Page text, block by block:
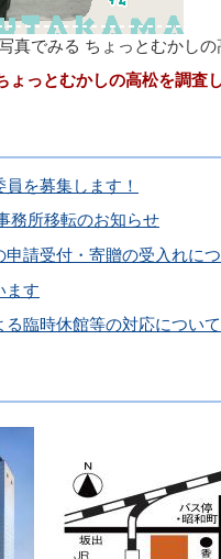
真でみる ちょっとむかしの
ょっとむかしの高松を調査
を募集します！
務所移転のお知らせ
請受付・寄贈の受入れに
ます
臨時休館等の対応について